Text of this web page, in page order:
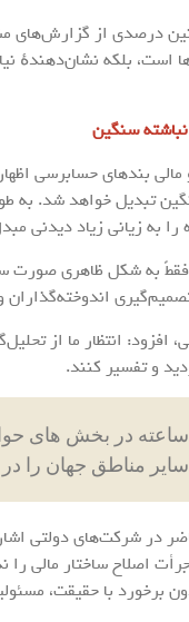
درصدی از گزارش‌های
بلکه نشان‌دهندهٔ
سنگین
بندهای حسابرسی
تبدیل خواهد شد. به
به زیانی زیاد دیدنی
به شکل ظاهری صورت
اندوخته‌گذاران
افزود: انتظار ما از
و تفسیر کنند.
سایر مناطق جهان را
در شرکت‌های دولتی
اصلاح ساختار مالی
برخورد با حقیقت،